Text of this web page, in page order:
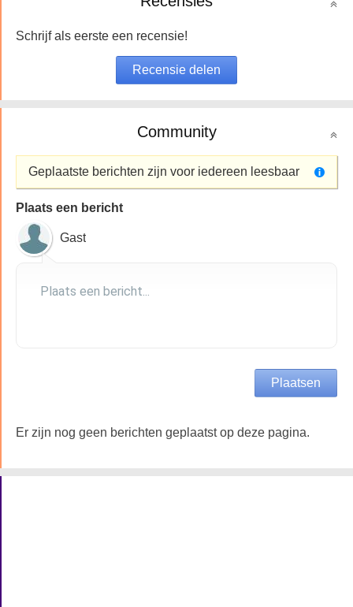
Schrijf als eerste een recensie!
Community
Geplaatste berichten zijn voor iedereen leesbaar
Plaats een bericht
Gast
Er zijn nog geen berichten geplaatst op deze pagina.